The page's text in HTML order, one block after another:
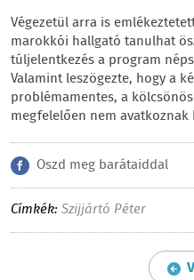
Végezetül arra is
marokkói hallgató tanulhat
túljelentkezés a program
Valamint leszögezte, hogy a
problémamentes, a
megfelelően nem avatkoznak
Oszd meg barátaiddal
Címkék: Szijjártó Péter